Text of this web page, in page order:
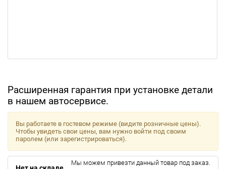
Расширенная гарантия при установке детали
в нашем автосервисе.
Вы работаете в гостевом режиме (видите розничные цены).
Чтобы увидеть свои цены, вам нужно войти под своим
паролем (или зарегистрироваться).
Мы можем привезти данный товар под заказ.